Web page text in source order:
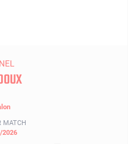
MATCH
2026